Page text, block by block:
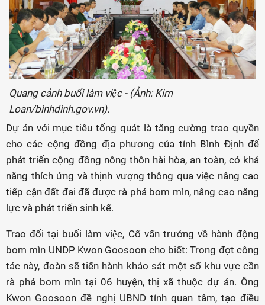
Quang cảnh buổi làm việc - (Ảnh: Kim
Loan/binhdinh.gov.vn).
Dự án với mục tiêu tổng quát là tăng cường trao quyền
cho các cộng đồng địa phương của tỉnh Bình Định để
phát triển cộng đồng nông thôn hài hòa, an toàn, có khả
năng thích ứng và thịnh vượng thông qua việc nâng cao
tiếp cận đất đai đã được rà phá bom mìn, nâng cao năng
lực và phát triển sinh kế.
Trao đổi tại buổi làm việc, Cố vấn trưởng về hành động
bom mìn UNDP Kwon Goosoon cho biết: Trong đợt công
tác này, đoàn sẽ tiến hành khảo sát một số khu vực cần
rà phá bom mìn tại 06 huyện, thị xã thuộc dự án. Ông
Kwon Goosoon đề nghị UBND tỉnh quan tâm, tạo điều